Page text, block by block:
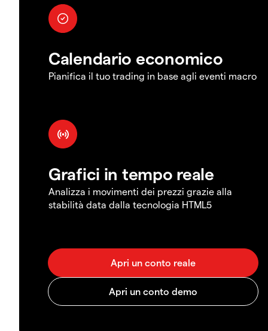
Calendario economico
Pianifica il tuo trading in base agli eventi macro
Grafici in tempo reale
Analizza i movimenti dei prezzi grazie alla
stabilità data dalla tecnologia HTML5